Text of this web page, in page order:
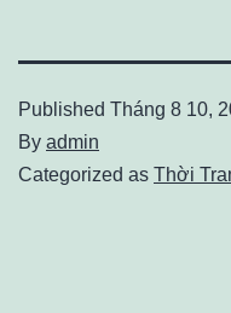
Published Tháng 8 10,
By admin
Categorized as Thời